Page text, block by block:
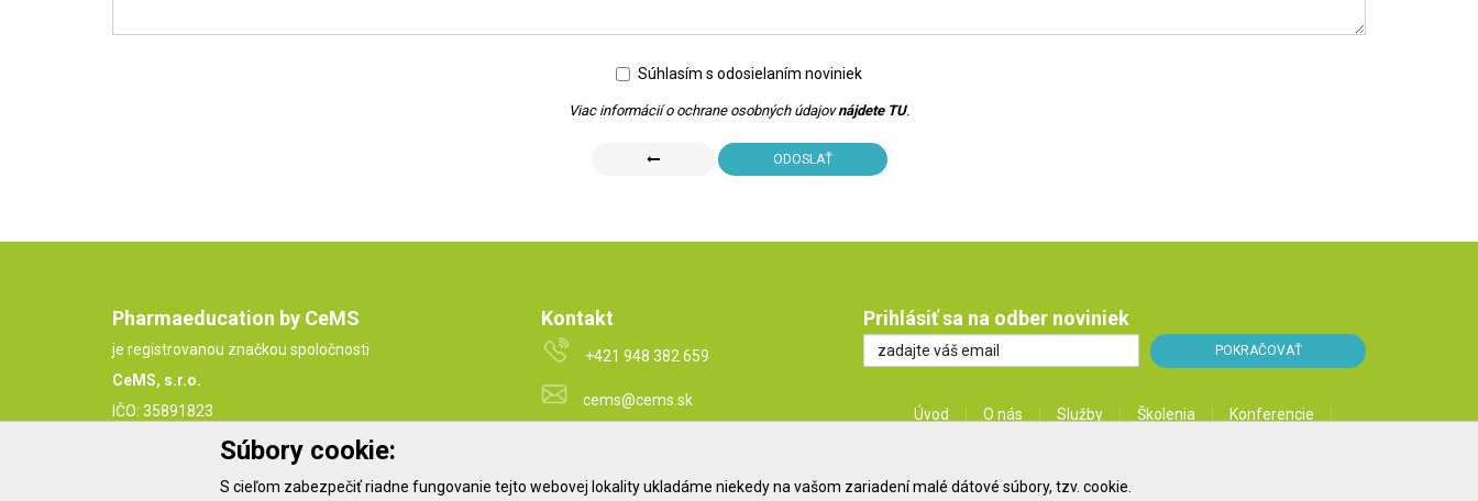
Súhlasím s odosielaním noviniek
Viac informácií o ochrane osobných údajovnájdete TU.
ODOSLAŤ
Pharmaeducation by CeMS
je registrovanou značkou spoločnosti
CeMS, s.r.o.
IČO: 35891823
IČ DPH: SK2021849049
Kontakt
+421 948 382 659
cems@cems.sk
Prihlásiť sa na odber noviniek
Úvod O nás Služby Školenia
Konferencie
Súbory cookie:
S cieľom zabezpečiť riadne fungovanie tejto webovej lokality ukladáme niekedy na vašom zariadení malé dátové súbory, tzv. cookie.